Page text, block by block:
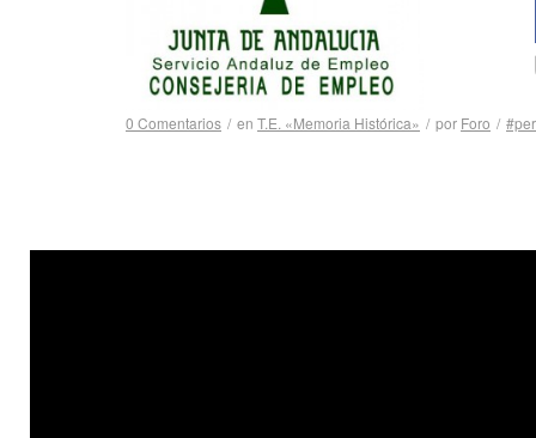
0 Comentarios / en T.E. «Memoria Histórica» / por Foro /